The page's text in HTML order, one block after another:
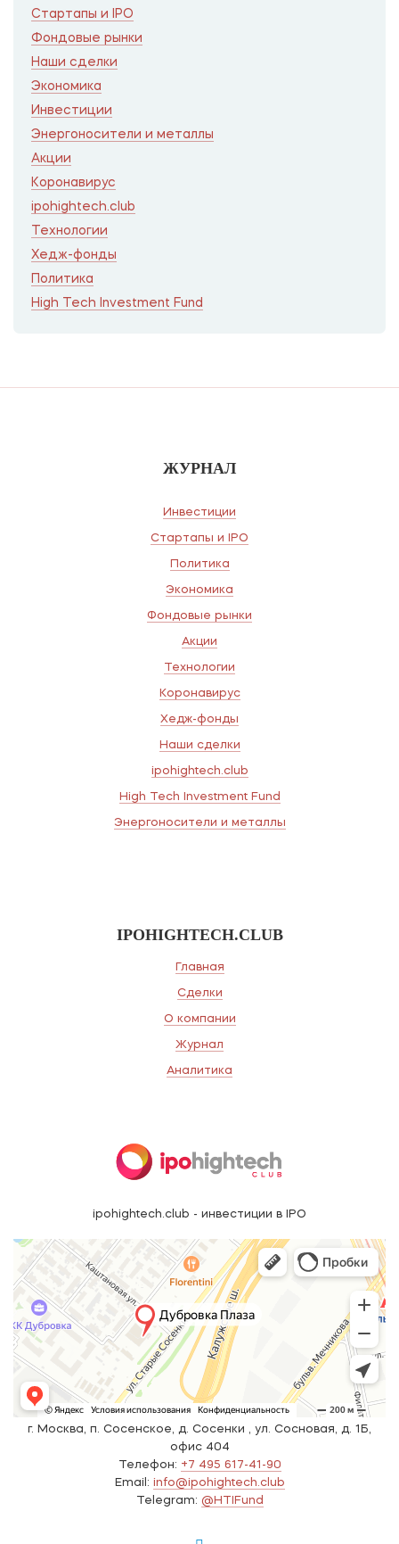
Стартапы и IPO
Фондовые рынки
Наши сделки
Экономика
Инвестиции
Энергоносители и металлы
Акции
Коронавирус
ipohightech.club
Технологии
Хедж-фонды
Политика
High Tech Investment Fund
ipohightech.club - инвестиции в IPO
г. Москва, п. Сосенское, д. Сосенки , ул. Сосновая, д. 1Б,
офис 404
Телефон: +7 495 617-41-90
Email: info@ipohightech.club
Telegram: @HTIFund
IPOHIGHTECH.CLUB
Главная
Сделки
О компании
Журнал
Аналитика
ЖУРНАЛ
Инвестиции
Стартапы и IPO
Политика
Экономика
Фондовые рынки
Акции
Технологии
Коронавирус
Хедж-фонды
Наши сделки
ipohightech.club
High Tech Investment Fund
Энергоносители и металлы